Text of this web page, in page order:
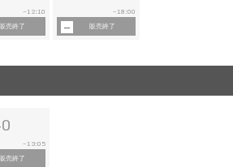
~12:10
販売終了
~18:00
販売終了
~13:05
販売終了